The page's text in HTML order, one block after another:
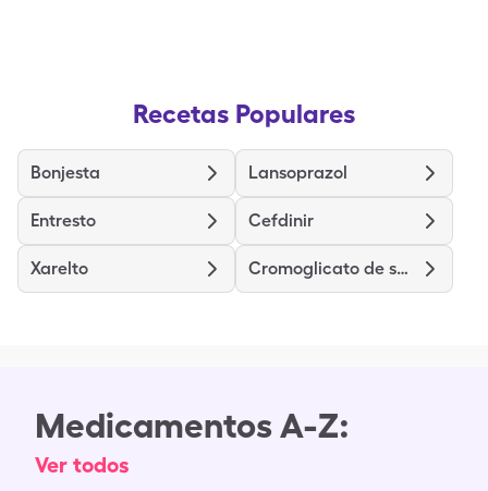
Recetas Populares
Bonjesta Lansoprazol
Entresto Cefdinir
Xarelto Cromoglicato de sodio
Medicamentos A-Z:
Ver todos